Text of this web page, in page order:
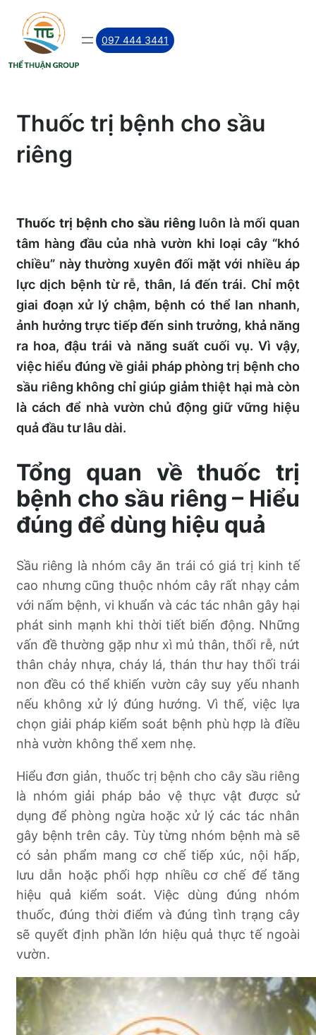
Skip
content
097 444 3441
Thuốc trị bệnh cho sầu
riêng
Thuốc trị bệnh cho sầu riêngluôn là mối quan
tâm hàng đầu của nhà vườn khi loại cây “khó
chiều” này thường xuyên đối mặt với nhiều áp
lực dịch bệnh từ rễ, thân, lá đến trái. Chỉ một
giai đoạn xử lý chậm, bệnh có thể lan nhanh,
ảnh hưởng trực tiếp đến sinh trưởng, khả năng
ra hoa, đậu trái và năng suất cuối vụ. Vì vậy,
việc hiểu đúng về giải pháp phòng trị bệnh cho
sầu riêng không chỉ giúp giảm thiệt hại mà còn
là cách để nhà vườn chủ động giữ vững hiệu
quả đầu tư lâu dài.
Tổng quan về thuốc trị
bệnh cho sầu riêng – Hiểu
đúng để dùng hiệu quả
Sầu riêng là nhóm cây ăn trái có giá trị kinh tế
cao nhưng cũng thuộc nhóm cây rất nhạy cảm
với nấm bệnh, vi khuẩn và các tác nhân gây hại
phát sinh mạnh khi thời tiết biến động. Những
vấn đề thường gặp như xì mủ thân, thối rễ, nứt
thân chảy nhựa, cháy lá, thán thư hay thối trái
non đều có thể khiến vườn cây suy yếu nhanh
nếu không xử lý đúng hướng. Vì thế, việc lựa
chọn giải pháp kiểm soát bệnh phù hợp là điều
nhà vườn không thể xem nhẹ.
Hiểu đơn giản, thuốc trị bệnh cho cây sầu riêng
là nhóm giải pháp bảo vệ thực vật được sử
dụng để phòng ngừa hoặc xử lý các tác nhân
gây bệnh trên cây. Tùy từng nhóm bệnh mà sẽ
có sản phẩm mang cơ chế tiếp xúc, nội hấp,
lưu dẫn hoặc phối hợp nhiều cơ chế để tăng
hiệu quả kiểm soát. Việc dùng đúng nhóm
thuốc, đúng thời điểm và đúng tình trạng cây
sẽ quyết định phần lớn hiệu quả thực tế ngoài
vườn.